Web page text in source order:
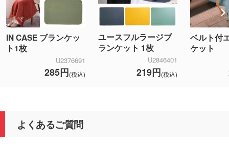
IN CASE ブランケッ
ト1枚
U2376691
285円(税込)
ユースフルラージブ
ランケット 1枚
U2846401
219円(税込)
ベルト付
ケット
よくあるご質問